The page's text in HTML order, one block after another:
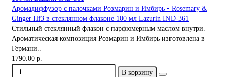
Аромадиффузор с палочками Розмарин и Имбирь • Rosemary &
Ginger Hf3 в стеклянном флаконе 100 мл Lazurin IND-361
Стильный стеклянный флакон с парфюмерным маслом внутри.
Ароматическая композиция Розмарин и Имбирь изготовлена в
Германи..
1790.00 р.
В корзину